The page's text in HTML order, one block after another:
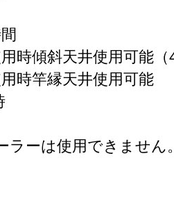
時傾斜天井使用可能（
時竿縁天井使用可能
ラーは使用できません